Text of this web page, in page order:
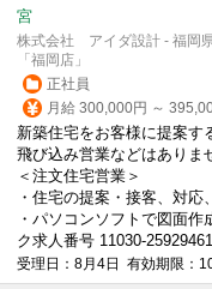
宮
株式会社 アイダ設計 - 福岡
「福岡店」
正社員
月給 300,000円 ～
新築住宅をお客様に提案す
飛び込み営業などはありま
＜注文住宅営業 ＞
・住宅の提案・接客、対応
・パソコンソフトで図面
ク求人番号 11030-25929461
受理日：8月4日 有効期限：